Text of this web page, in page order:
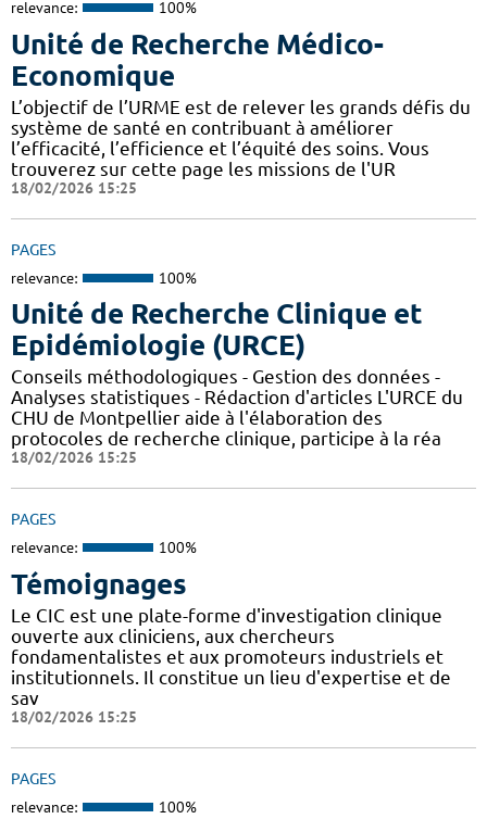
relevance: 100%
Unité de Recherche Médico-
Economique
L’objectif de l’URME est de relever les grands défis du
système de santé en contribuant à améliorer
l’efficacité, l’efficience et l’équité des soins. Vous
trouverez sur cette page les missions de l'UR
18/02/2026 15:25
PAGES
relevance: 100%
Unité de Recherche Clinique et
Epidémiologie (URCE)
Conseils méthodologiques - Gestion des données -
Analyses statistiques - Rédaction d'articles L'URCE du
CHU de Montpellier aide à l'élaboration des
protocoles de recherche clinique, participe à la réa
18/02/2026 15:25
PAGES
relevance: 100%
Témoignages
Le CIC est une plate-forme d'investigation clinique
ouverte aux cliniciens, aux chercheurs
fondamentalistes et aux promoteurs industriels et
institutionnels. Il constitue un lieu d'expertise et de
sav
18/02/2026 15:25
PAGES
relevance: 100%